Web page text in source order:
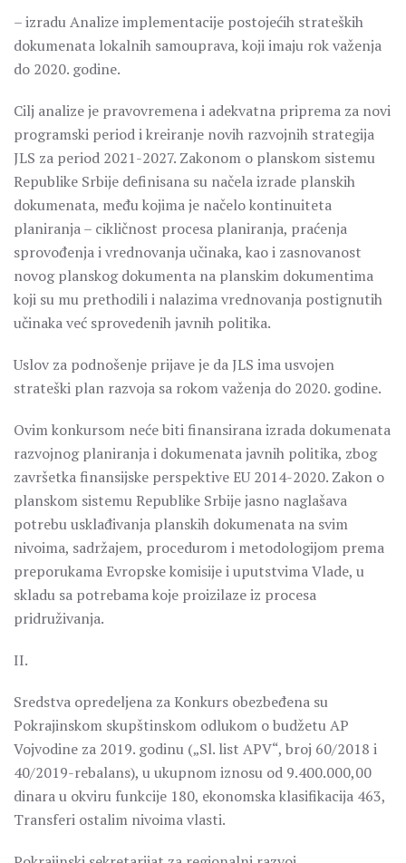
– izradu Analize implementacije postojećih strateških
dokumenata lokalnih samouprava, koji imaju rok važenja
do 2020. godine.
Cilj analize je pravovremena i adekvatna priprema za novi
programski period i kreiranje novih razvojnih strategija
JLS za period 2021-2027. Zakonom o planskom sistemu
Republike Srbije definisana su načela izrade planskih
dokumenata, među kojima je načelo kontinuiteta
planiranja – cikličnost procesa planiranja, praćenja
sprovođenja i vrednovanja učinaka, kao i zasnovanost
novog planskog dokumenta na planskim dokumentima
koji su mu prethodili i nalazima vrednovanja postignutih
učinaka već sprovedenih javnih politika.
Uslov za podnošenje prijave je da JLS ima usvojen
strateški plan razvoja sa rokom važenja do 2020. godine.
Ovim konkursom neće biti finansirana izrada dokumenata
razvojnog planiranja i dokumenata javnih politika, zbog
završetka finansijske perspektive EU 2014-2020. Zakon o
planskom sistemu Republike Srbije jasno naglašava
potrebu usklađivanja planskih dokumenata na svim
nivoima, sadržajem, procedurom i metodologijom prema
preporukama Evropske komisije i uputstvima Vlade, u
skladu sa potrebama koje proizilaze iz procesa
pridruživanja.
II.
Sredstva opredeljena za Konkurs obezbeđena su
Pokrajinskom skupštinskom odlukom o budžetu AP
Vojvodine za 2019. godinu („Sl. list APV“, broj 60/2018 i
40/2019-rebalans), u ukupnom iznosu od 9.400.000,00
dinara u okviru funkcije 180, ekonomska klasifikacija 463,
Transferi ostalim nivoima vlasti.